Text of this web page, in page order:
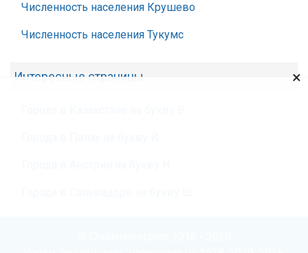
Численность населения Крушево
Численность населения Тукумс
Интересные страницы ×